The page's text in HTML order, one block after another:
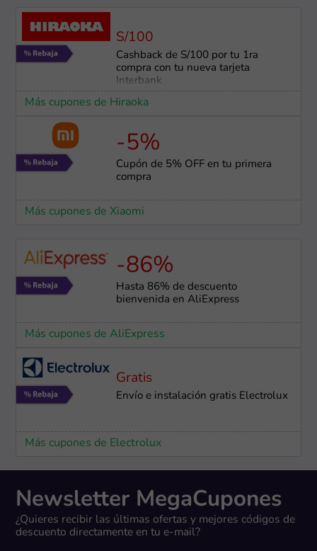
S/100
Cashback de S/100 por tu 1ra
compra con tu nueva tarjeta
Interbank
Más cupones de Hiraoka
-5%
Cupón de 5% OFF en tu primera
compra
Más cupones de Xiaomi
-86%
Hasta 86% de descuento
bienvenida en AliExpress
Más cupones de AliExpress
Gratis
Envío e instalación gratis Electrolux
Más cupones de Electrolux
Newsletter MegaCupones
¿Quieres recibir las últimas ofertas y mejores códigos de
descuento directamente en tu e-mail?